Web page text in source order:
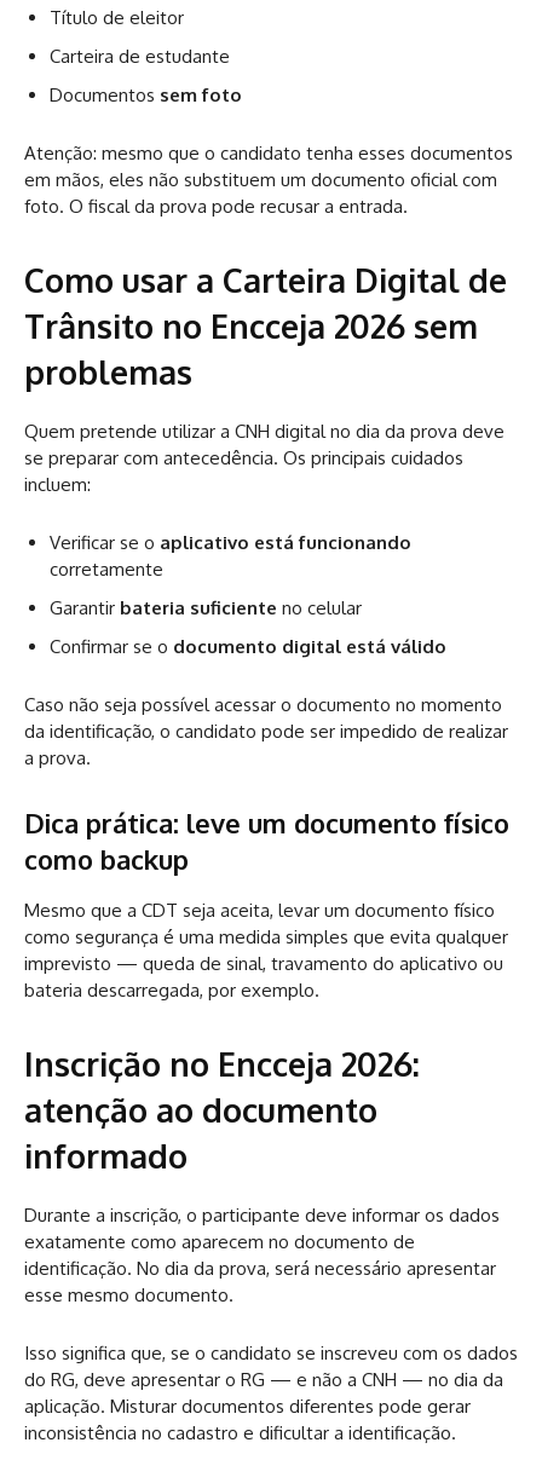
Título de eleitor
Carteira de estudante
Documentos sem foto
Atenção: mesmo que o candidato tenha esses documentos
em mãos, eles não substituem um documento oficial com
foto. O fiscal da prova pode recusar a entrada.
Como usar a Carteira Digital de
Trânsito no Encceja 2026 sem
problemas
Quem pretende utilizar a CNH digital no dia da prova deve
se preparar com antecedência. Os principais cuidados
incluem:
Verificar se o aplicativo está funcionando
corretamente
Garantir bateria suficiente no celular
Confirmar se o documento digital está válido
Caso não seja possível acessar o documento no momento
da identificação, o candidato pode ser impedido de realizar
a prova.
Dica prática: leve um documento físico
como backup
Mesmo que a CDT seja aceita, levar um documento físico
como segurança é uma medida simples que evita qualquer
imprevisto — queda de sinal, travamento do aplicativo ou
bateria descarregada, por exemplo.
Inscrição no Encceja 2026:
atenção ao documento
informado
Durante a inscrição, o participante deve informar os dados
exatamente como aparecem no documento de
identificação. No dia da prova, será necessário apresentar
esse mesmo documento.
Isso significa que, se o candidato se inscreveu com os dados
do RG, deve apresentar o RG — e não a CNH — no dia da
aplicação. Misturar documentos diferentes pode gerar
inconsistência no cadastro e dificultar a identificação.